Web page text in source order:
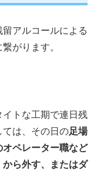
アルコールによる
がります。
トな工期で連日残
は、その日の足場
オペレーター職など
ら外す、またはダ